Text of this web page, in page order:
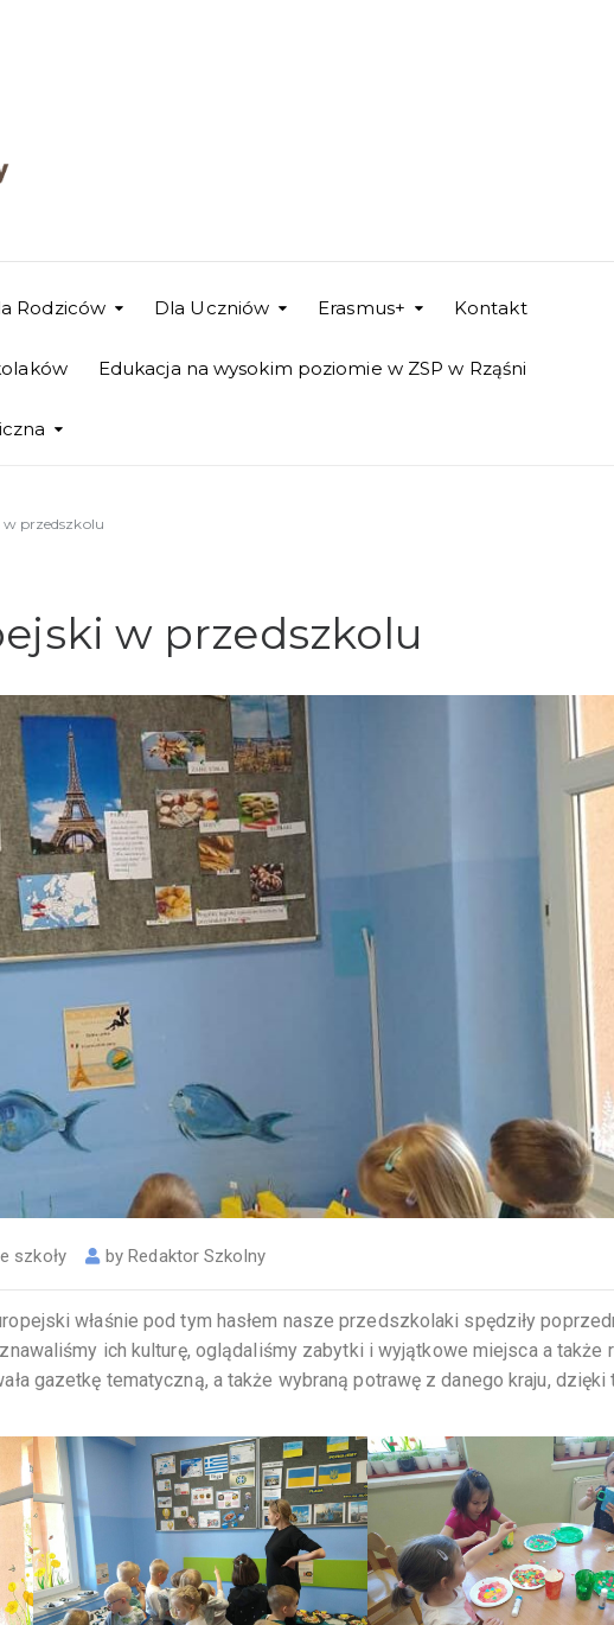
Rodziców Dla Uczniów Erasmus+ Kontakt
Edukacja na wysokim poziomie w ZSP w Rząśni
w przedszkolu
w przedszkolu
szkoły by Redaktor Szkolny
właśnie pod tym hasłem nasze przedszkolaki spędziły
ich kulturę, oglądaliśmy zabytki i wyjątkowe miejsca a także
gazetkę tematyczną, a także wybraną potrawę z danego kraju, dzięki